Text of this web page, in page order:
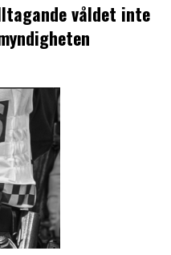
våldet inte